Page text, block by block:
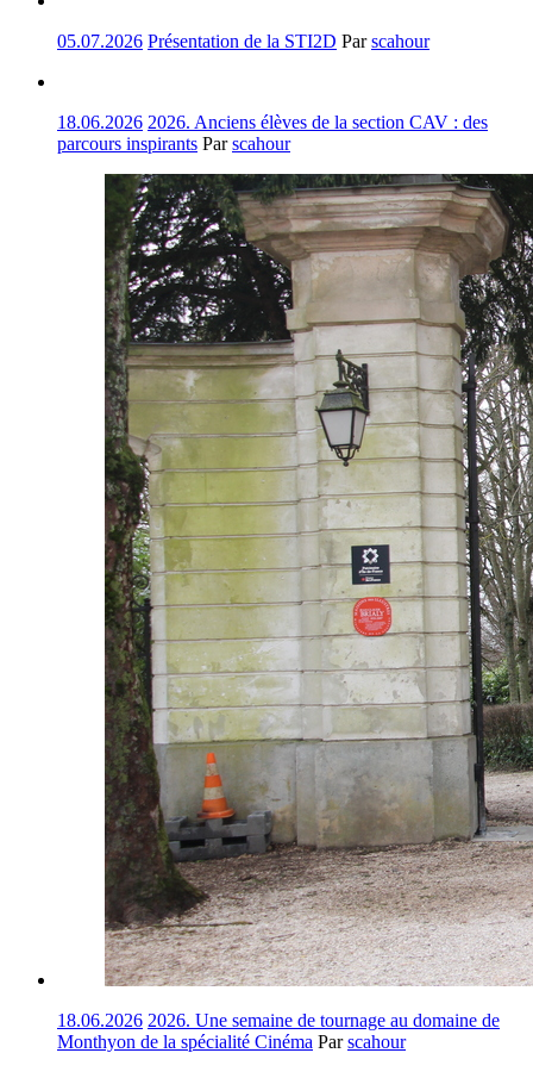
05.07.2026 Présentation de la STI2D Parscahour
18.06.2026 2026. Anciens élèves de la section CAV : des
parcours inspirants Parscahour
18.06.2026 2026. Une semaine de tournage au domaine de
Monthyon de la spécialité Cinéma Parscahour